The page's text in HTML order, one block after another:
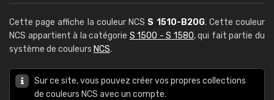
Cette page affiche la couleur NCS S 1510-B20G. Cette couleur
NCS appartient à la catégorie S 1500 - S 1580, qui fait partie du
système de couleurs NCS.
Sur ce site, vous pouvez créer vos propres collections
de couleurs NCS avec un compte.